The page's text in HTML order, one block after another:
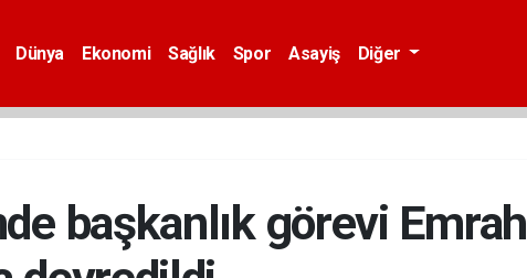
Dünya Ekonomi Sağlık Spor Asayiş Diğer
başkanlık görevi Emrah